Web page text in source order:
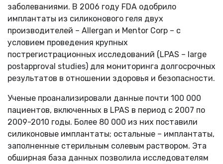
заболеваниями. В 2006 году FDA одобрило
имплантаты из силиконового геля двух
производителей – Allergan и Mentor Corp – с
условием проведения крупных
пострегистрационных исследований (LPAS – large
postapproval studies) для мониторинга долгосрочных
результатов в отношении здоровья и безопасности.
Ученые проанализировали данные почти 100 000
пациентов, включенных в LPAS в период с 2007 по
2009-2010 годы. Более 80 000 из них поставили
силиконовые имплантаты; остальные – имплантаты,
заполненные стерильным солевым раствором. Эта
обширная база данных позволила исследователям